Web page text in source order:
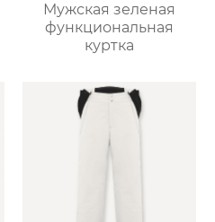
Мужская зеленая
функциональная
куртка